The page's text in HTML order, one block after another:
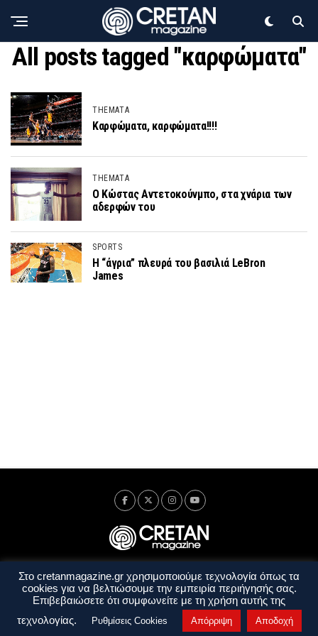
All posts tagged "καρφώματα"
THEMATA
Καρφώματα, καρφώματα!!!!
THEMATA
Ο Κώστας Αντετοκούνμπο, στα χνάρια των
αδερφών του
SPORTS
H “άγρια” πλευρά του βασιλιά LeBron
James
Ταυτότητα Πολιτική Απορρήτου
Όροι Χρήσης
Όροι και Προϋποθέσεις
Στο cretanmagazine.gr χρησιμοποιούμε τεχνολογία όπως τα
cookies για να βελτιώσουμε την εμπειρία περιήγησής σας.
Επιβεβαιώσετε ότι συμφωνείτε με τη χρήση αυτής της
τεχνολογίας.
Ρυθμίσεις Cookies Απόρριψη Αποδοχή